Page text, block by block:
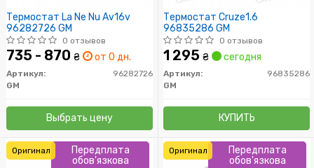
Термостат La Ne Nu Av16v
96282726 GM
0 отзывов
735 - 870 ₴ от 0 дн.
Артикул:
96282726
GM
Выбрать цену
Термостат Cruze1.6
96835286 GM
0 отзывов
1 295 ₴ сегодня
Артикул:
96835286
GM
КУПИТЬ
Передплата
обов'язкова
Оригинал
Передплата
обов'язкова
Оригинал